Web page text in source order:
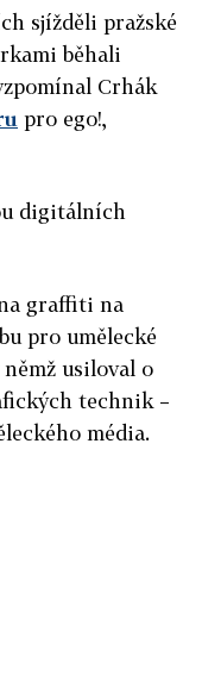
sjížděli pražské
běhali
Crhák
pro ego!,
digitálních
graffiti na
pro umělecké
usiloval o
technik –
média.